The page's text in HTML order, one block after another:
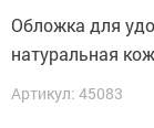
Обложка для
натуральная
Артикул: 45083